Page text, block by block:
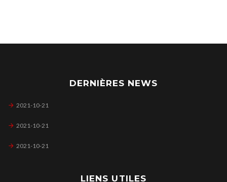
DERNIÈRES NEWS
2021-10-21
2021-10-21
2021-10-21
LIENS UTILES